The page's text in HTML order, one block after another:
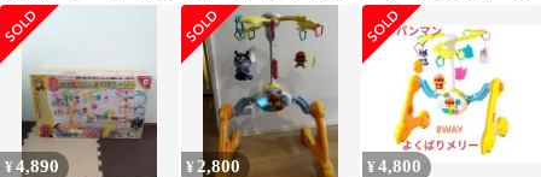
書付 動作確認済
ん! よくばりメリー
ーまでへんしん！
¥4,890 ¥ 2,800 ¥4,800